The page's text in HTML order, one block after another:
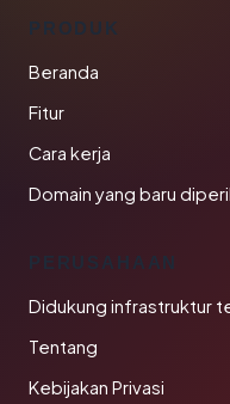
PRODUK
Beranda
Fitur
Cara kerja
Domain yang baru
PERUSAHAAN
Didukung infrastruktur
Tentang
Kebijakan Privasi